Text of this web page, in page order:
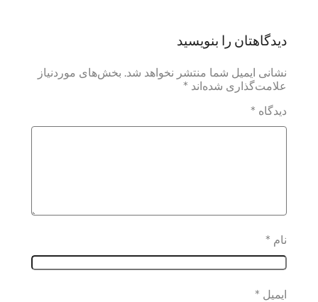
دیدگاهتان را بنویسید
نشانی ایمیل شما منتشر نخواهد شد. بخش‌های موردنیاز
علامت‌گذاری شده‌اند *
دیدگاه *
نام *
ایمیل *